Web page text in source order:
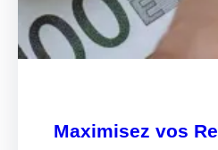
Maximisez vos